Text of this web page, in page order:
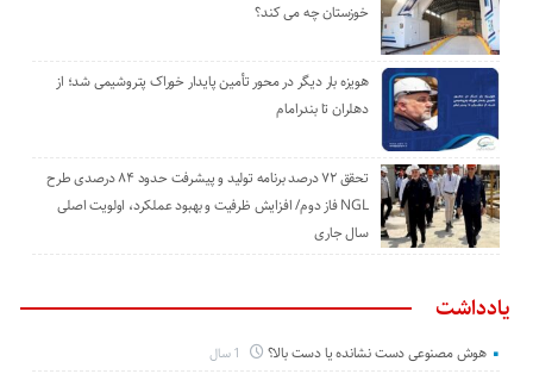
خوزستان چه می کند؟
هویزه بار دیگر در محور تأمین پایدار خوراک پتروشیمی شد؛ از
دهلران تا بندرامام
تحقق ۷۲ درصد برنامه تولید و پیشرفت حدود ۸۴ درصدی طرح
NGL فاز دوم/ افزایش ظرفیت و بهبود عملکرد، اولویت اصلی
سال جاری
یادداشت
هوش مصنوعی دست نشانده یا دست بالا؟